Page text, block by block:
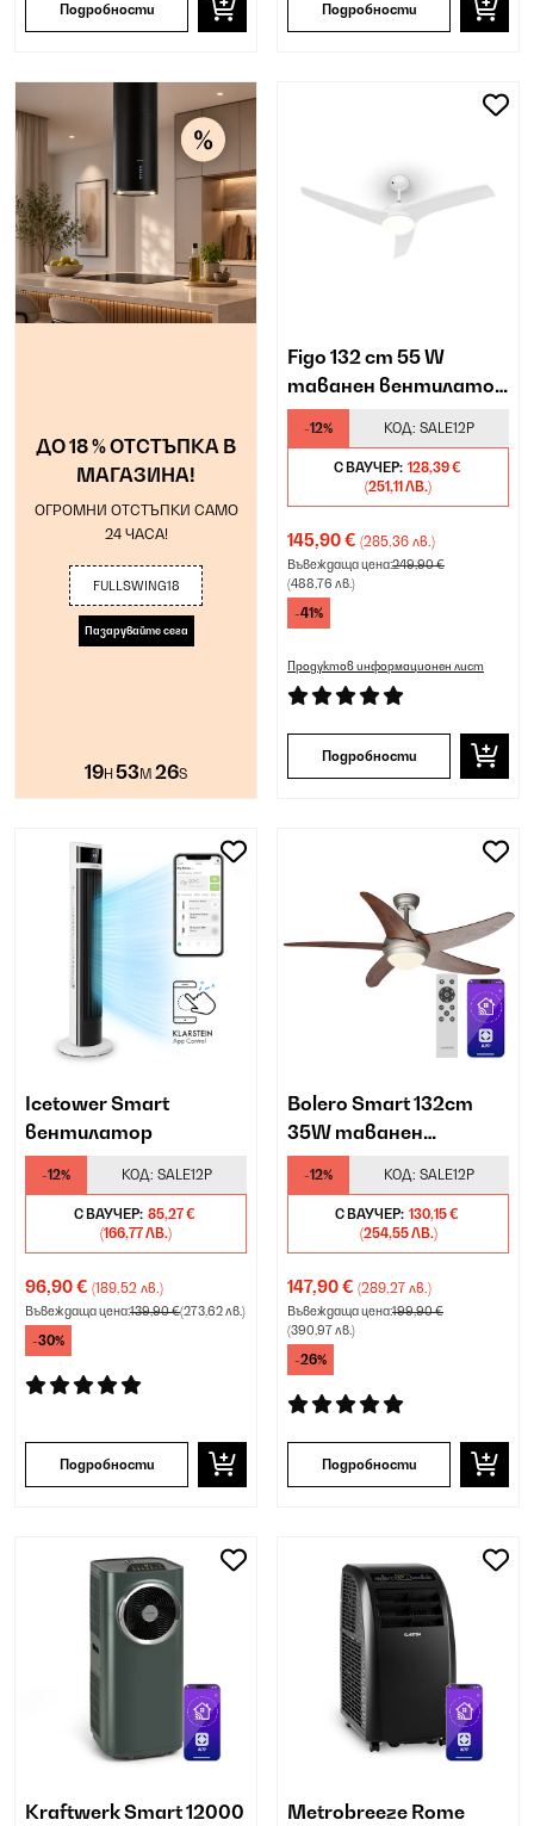
Подробности Подробности
ДО 18 % ОТСТЪПКА В
МАГАЗИНА!
ОГРОМНИ ОТСТЪПКИ САМО
24 ЧАСА!
FULLSWING18
Пазарувайте сега
19H 53M 25S
Figo 132 cm 55 W
таванен вентилатор
бяло
-12% КОД: SALE12P
С ВАУЧЕР: 128,39 €
(251,11 ЛВ.)
145,90 € (285,36 лв.)
Въвеждаща цена:249,90 €
(488,76 лв.)
-41%
Продуктов информационен лист
Подробности
Icetower Smart
вентилатор
-12% КОД: SALE12P
С ВАУЧЕР: 85,27 €
(166,77 ЛВ.)
96,90 € (189,52 лв.)
Въвеждаща цена:139,90 €(273,62 лв.)
-30%
Подробности
Bolero Smart 132cm
35W таванен
вентилатор орех
-12% КОД: SALE12P
С ВАУЧЕР: 130,15 €
(254,55 ЛВ.)
147,90 € (289,27 лв.)
Въвеждаща цена:199,90 €
(390,97 лв.)
-26%
Подробности
Kraftwerk Smart 12000
Metrobreeze Rome